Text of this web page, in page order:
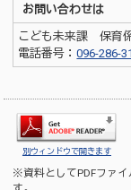
お問い合わせは
こども未来課 保育
電話番号：096-286-
別ウィンドウで開きます
※資料としてPDFファ